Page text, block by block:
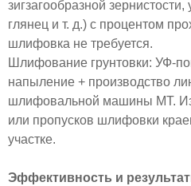
зигзагообразной
глянец и т. д.) с процентом
шлифовка не требуется.
Шлифование грунтовки: УФ-
напыление + производство
шлифовальной машины МТ.
или пропусков шлифовки
участке.
Эффективность и